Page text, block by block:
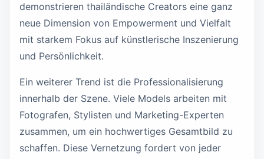
demonstrieren thailändische Creators eine ganz
neue Dimension von Empowerment und Vielfalt
mit starkem Fokus auf künstlerische Inszenierung
und Persönlichkeit.
Ein weiterer Trend ist die Professionalisierung
innerhalb der Szene. Viele Models arbeiten mit
Fotografen, Stylisten und Marketing-Experten
zusammen, um ein hochwertiges Gesamtbild zu
schaffen. Diese Vernetzung fordert von jeder